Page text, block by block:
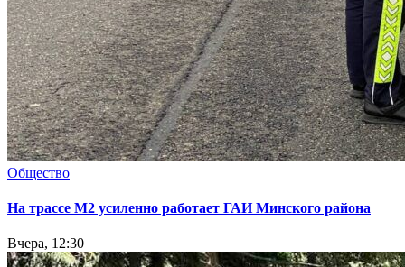
Общество
На трассе М2 усиленно работает ГАИ Минского района
Вчера, 12:30